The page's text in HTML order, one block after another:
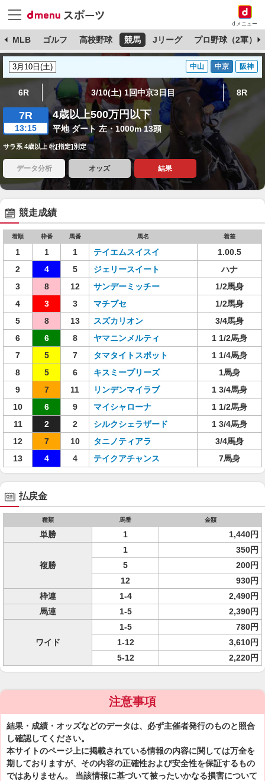
dメニュー
MLB ゴルフ 高校野球 競馬 Jリーグ プロ野球（2軍）
中山 中京 阪神
6R 3/10(土) 1回中京3日目 8R
7R
13:15
4歳以上500万円以下
平地 ダート 左・1000m 13頭
サラ系 4歳以上 牝[指定]別定
データ分析 オッズ 結果
競走成績
着順 枠番 馬番 馬名 着差
1 1 1 テイエムスイスイ
1.00.5
2
4 5 ジェリースイート
ハナ
3
8 12 サンデーミッチー
1/2馬身
4
3 3 マチブセ
1/2馬身
5
8 13 スズカリオン
3/4馬身
6
6 8 ヤマニンメルティ
1 1/2馬身
7
5 7 タマタイトスポット
1 1/4馬身
8
5 6 キスミープリーズ
1馬身
9
7 11 リンデンマイラブ
1 3/4馬身
10
6 9 マイシャローナ
1 1/2馬身
11
2 2 シルクシェラザード
1 3/4馬身
12
7 10 タニノティアラ
3/4馬身
13
4 4 テイクアチャンス 7馬身
払戻金
種類 馬番 金額
単勝 1 1,440円
複勝
1
350円
5
200円
12
930円
枠連
1-4
2,490円
馬連
1-5 2,390円
ワイド
1-5
780円
1-12
3,610円
5-12
2,220円
注意事項
結果・成績・オッズなどのデータは、必ず主催者発行のものと照合
し確認してください。
本サイトのページ上に掲載されている情報の内容に関しては万全を
期しておりますが、その内容の正確性および安全性を保証するもの
ではありません。 当該情報に基づいて被ったいかなる損害について